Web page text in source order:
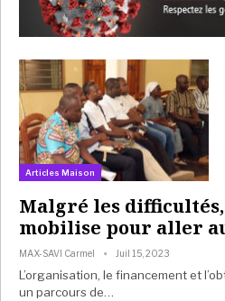
Articles Maison
Malgré les
mobilise pour aller
MAX-SAVI Carmel Juil 15, 2023
L’organisation, le financement et
un parcours de…